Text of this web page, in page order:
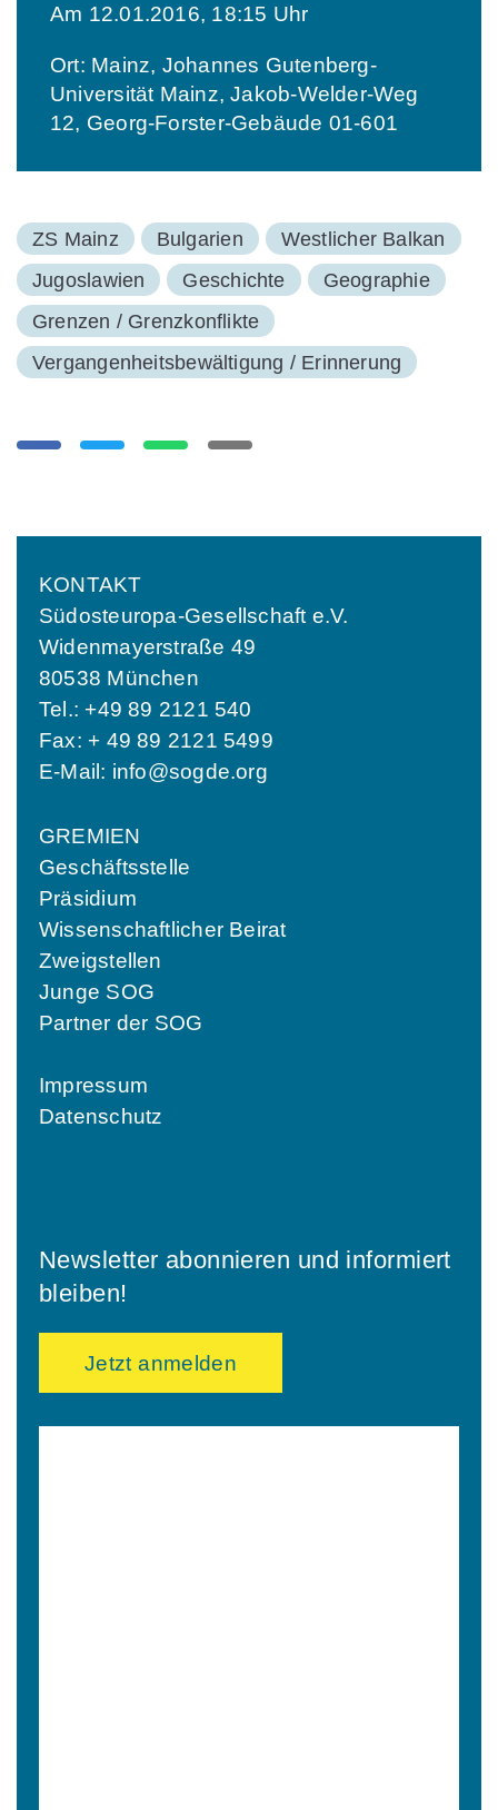
Am 12.01.2016, 18:15 Uhr
Ort: Mainz, Johannes Gutenberg-
Universität Mainz, Jakob-Welder-Weg
12, Georg-Forster-Gebäude 01-601
ZS Mainz Bulgarien
Westlicher Balkan
Jugoslawien
Geschichte
Geographie
Grenzen / Grenzkonflikte
Vergangenheitsbewältigung / Erinnerung
KONTAKT
Südosteuropa-Gesellschaft e.V.
Widenmayerstraße 49
80538 München
Tel.: +49 89 2121 540
Fax: + 49 89 2121 5499
E-Mail: info@sogde.org
GREMIEN
Geschäftsstelle
Präsidium
Wissenschaftlicher Beirat
Zweigstellen
Junge SOG
Partner der SOG
Impressum
Datenschutz
Newsletter abonnieren und informiert
bleiben!
Jetzt anmelden